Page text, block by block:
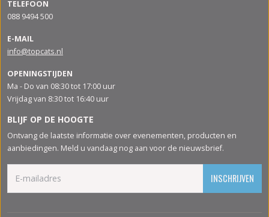
TELEFOON
088 9494 500
E-MAIL
info@topcats.nl
OPENINGSTIJDEN
Ma - Do van 08:30 tot 17:00 uur
Vrijdag van 8:30 tot 16:40 uur
BLIJF OP DE HOOGTE
Ontvang de laatste informatie over evenementen, producten en
aanbiedingen. Meld u vandaag nog aan voor de nieuwsbrief.
INSCHRIJVEN